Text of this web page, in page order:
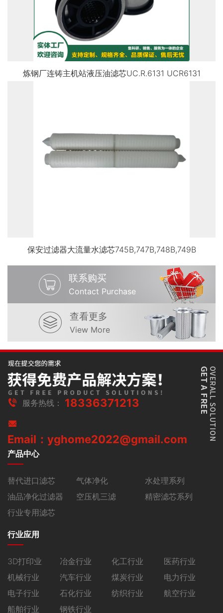
炼钢厂连铸主机站液压油滤芯UC.R.6131 UCR6131
保安过滤器大流量水滤芯745B,747B,748B,749B
联系购买
Contact Purchase
查看更多
View More
服务热线： 18336371213
Email：yghome2022@gmail.com
产品中心
替代进口滤芯 气体净化
水处理系列
油品净化过滤器
空压机三滤
精密滤芯系列
行业专用滤芯
行业应用
3D打印业 冶金行业 化工行业
医药行业
机械行业
汽车行业 煤炭行业
电力行业
电子行业
石化行业 纺织行业
航空行业
船舶行业
钢铁行业